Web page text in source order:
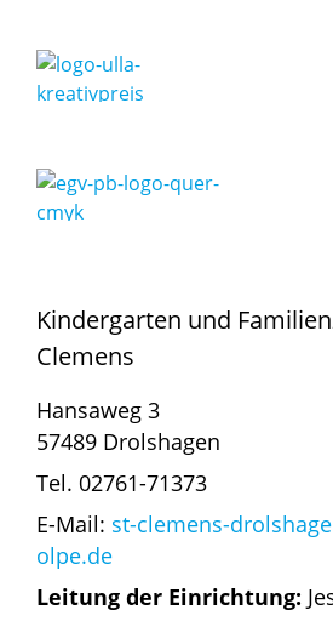
Kindergarten und
Clemens
Hansaweg 3
57489 Drolshagen
Tel. 02761-71373
E-Mail: st-clemens-
olpe.de
Leitung der Einrichtung: